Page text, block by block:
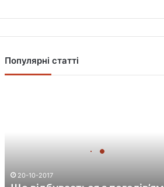
Популярні статті
20-10-2017